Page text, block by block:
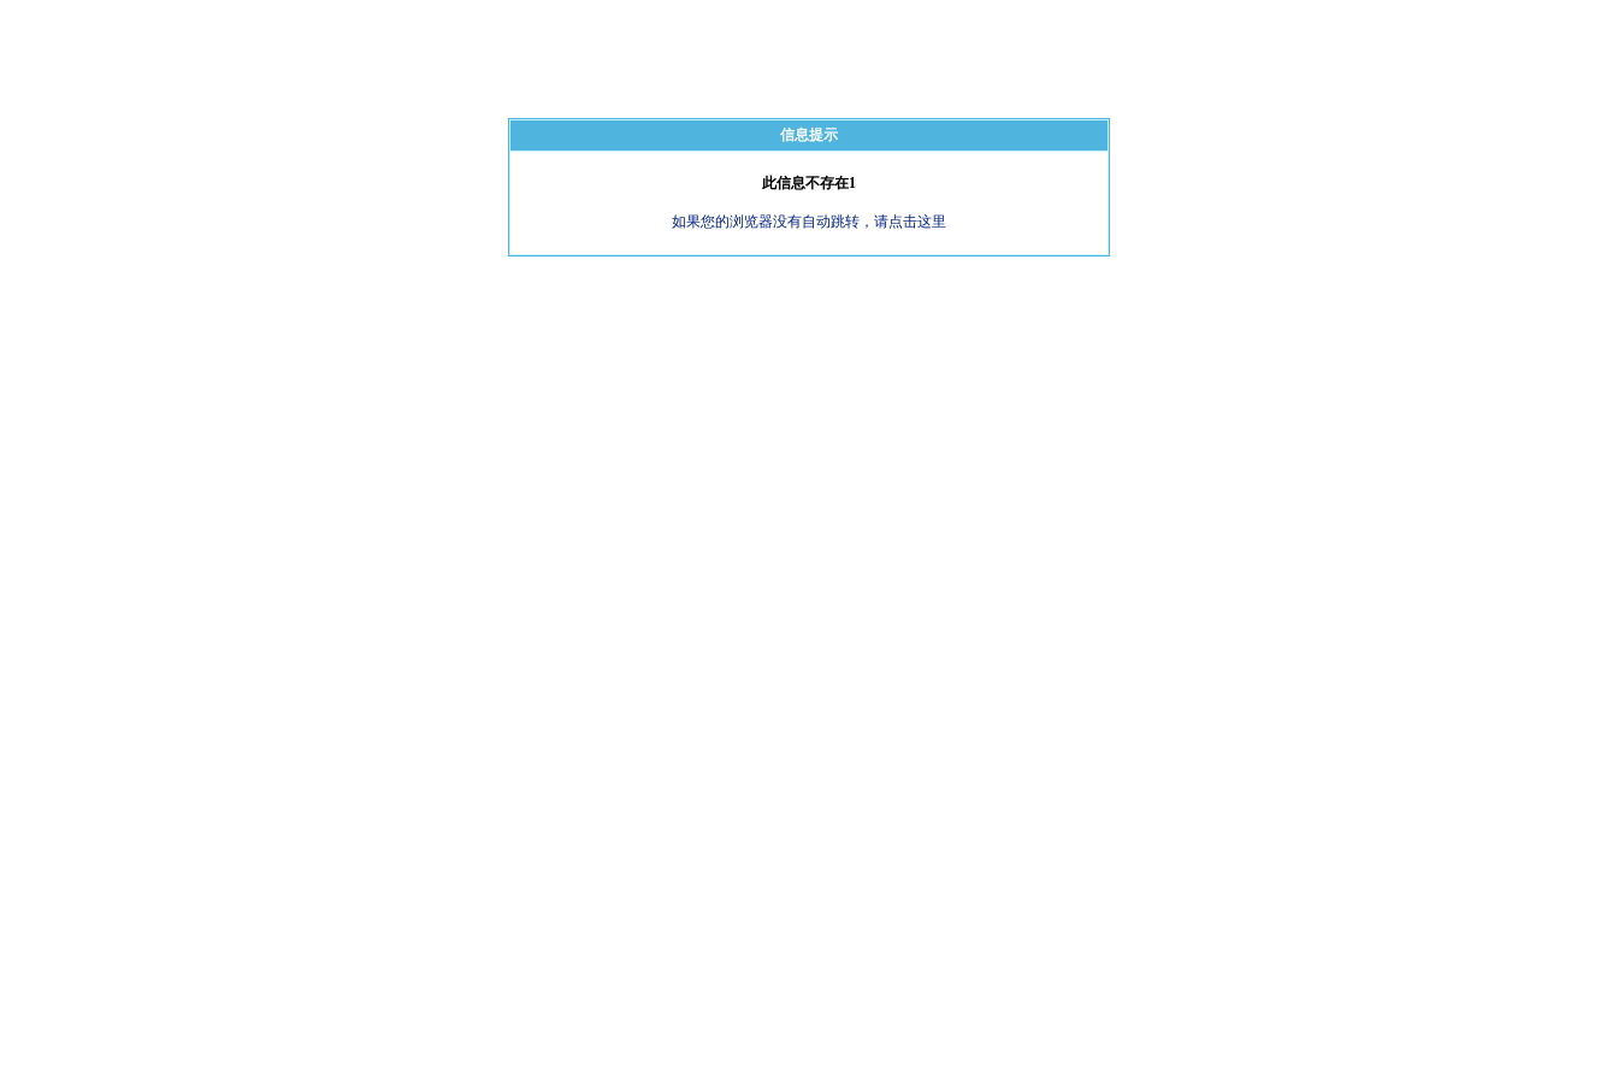
信息提示
此信息不存在1
如果您的浏览器没有自动跳转，请点击这里